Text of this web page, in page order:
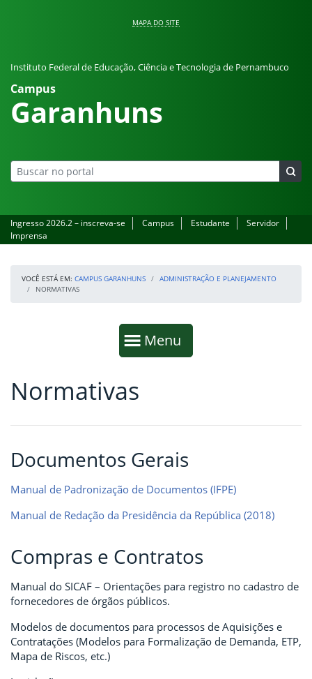
MAPA DO SITE
Instituto Federal de Educação, Ciência e Tecnologia de Pernambuco
Campus
Garanhuns
Ingresso 2026.2 – inscreva-se Campus Estudante
Servidor
Imprensa
VOCÊ ESTÁ EM: CAMPUS GARANHUNS
ADMINISTRAÇÃO E PLANEJAMENTO
NORMATIVAS
Mostrar
Menu
Fim da navegação
Início do conteúdo
Normativas
Documentos Gerais
Manual de Padronização de Documentos (IFPE)
Manual de Redação da Presidência da República (2018)
Compras e Contratos
Manual do SICAF – Orientações para registro no cadastro de
fornecedores de órgãos públicos.
Modelos de documentos para processos de Aquisições e
Contratações (Modelos para Formalização de Demanda, ETP,
Mapa de Riscos, etc.)